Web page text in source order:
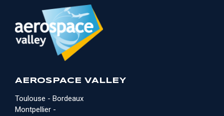
AEROSPACE VALLEY
Toulouse - Bordeaux
Montpellier -